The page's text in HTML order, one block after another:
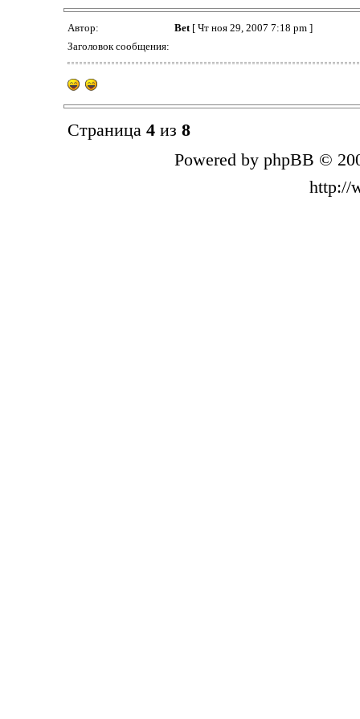
Автор: Bet[ Чт ноя 29, 2007 7:18 pm ]
Заголовок сообщения:
Страница 4из 8
Powered by phpBB ©
http://